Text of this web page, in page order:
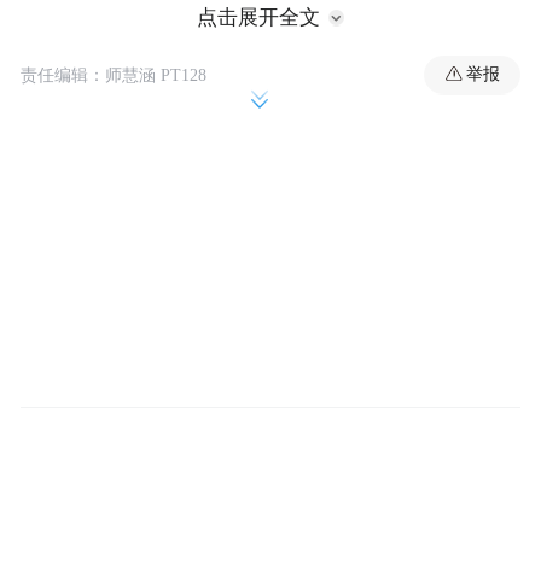
户”。欧盟反垄断监管机构在声明中表示，委
员会将详细审查 iPadOS 所采取的措施
是否有
了 DMA 规定的义务。
点击展开全文
责任编辑：师慧涵 PT128 举报